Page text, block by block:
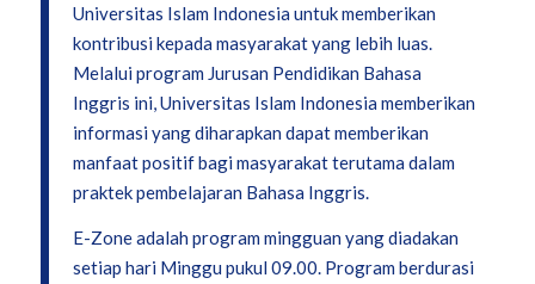
Universitas Islam Indonesia untuk memberikan
kontribusi kepada masyarakat yang lebih luas.
Melalui program Jurusan Pendidikan Bahasa
Inggris ini, Universitas Islam Indonesia memberikan
informasi yang diharapkan dapat memberikan
manfaat positif bagi masyarakat terutama dalam
praktek pembelajaran Bahasa Inggris.
E-Zone adalah program mingguan yang diadakan
setiap hari Minggu pukul 09.00. Program berdurasi